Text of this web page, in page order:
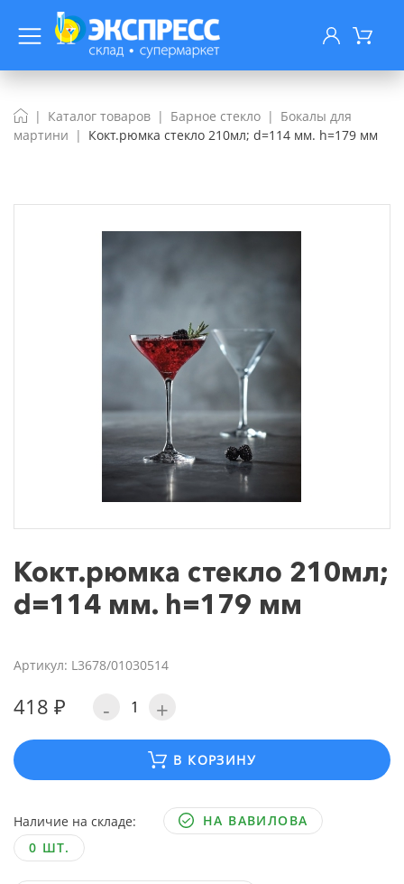
Каталог товаров Барное стекло
Бокалы для
мартини
Кокт.рюмка стекло 210мл; d=114 мм. h=179 мм
Кокт.рюмка стекло 210мл;
d=114 мм. h=179 мм
Артикул: L3678/01030514
418 ₽ - +
В КОРЗИНУ
Наличие на складе:
НА ВАВИЛОВА
0 ШТ.